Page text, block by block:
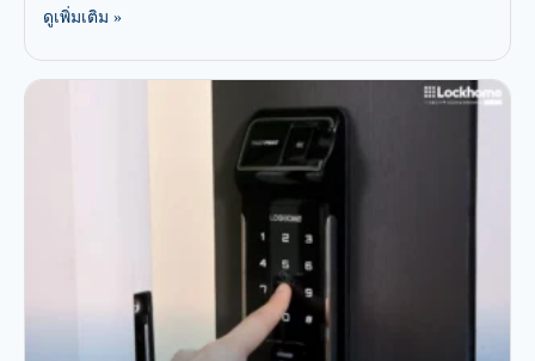
ดูเพิ่มเติม »